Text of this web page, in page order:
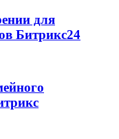
для
Битрикс24